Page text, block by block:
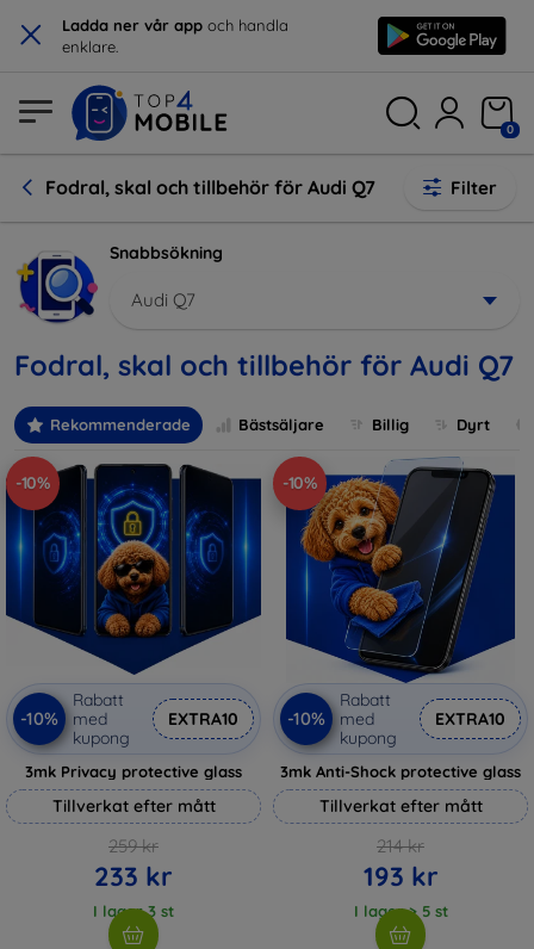
× Ladda ner vår app och handla
enklare.
0
Fodral, skal och tillbehör för Audi Q7 Filter
Snabbsökning
Audi Q7
Fodral, skal och tillbehör för Audi Q7
Rekommenderade Bästsäljare Billig Dyrt
-10%
-10%
Rabatt
med
kupong
EXTRA10
3mk Privacy protective glass
Tillverkat efter mått
259 kr
233 kr
I lager 3 st
-10%
-10%
Rabatt
med
kupong
EXTRA10
3mk Anti-Shock protective glass
Tillverkat efter mått
214 kr
193 kr
I lager > 5 st